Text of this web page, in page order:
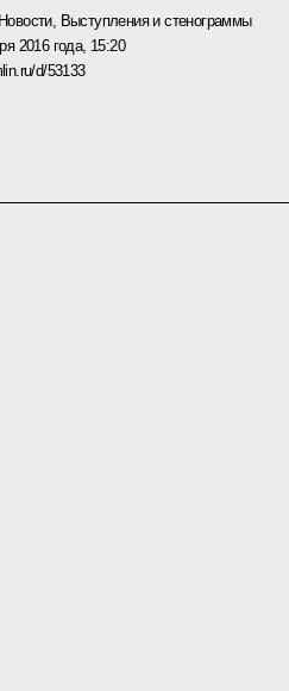
Новости, Выступления и стенограммы
2016 года, 15:20
d/53133